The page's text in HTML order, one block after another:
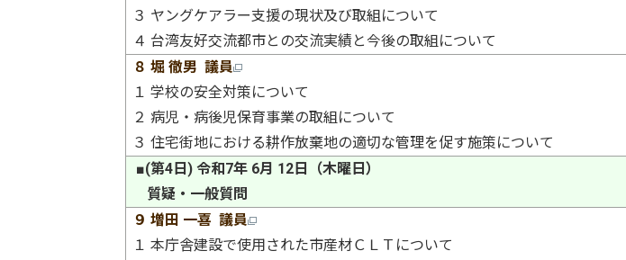
３ ヤングケアラー支援の現状及び取組について
４ 台湾友好交流都市との交流実績と今後の取組について
８ 堀 徹男 議員
１ 学校の安全対策について
２ 病児・病後児保育事業の取組について
３ 住宅街地における耕作放棄地の適切な管理を促す施策について
■(第4日) 令和7年 6月 12日（木曜日）
質疑・一般質問
９ 増田 一喜 議員
１ 本庁舎建設で使用された市産材ＣＬＴについて